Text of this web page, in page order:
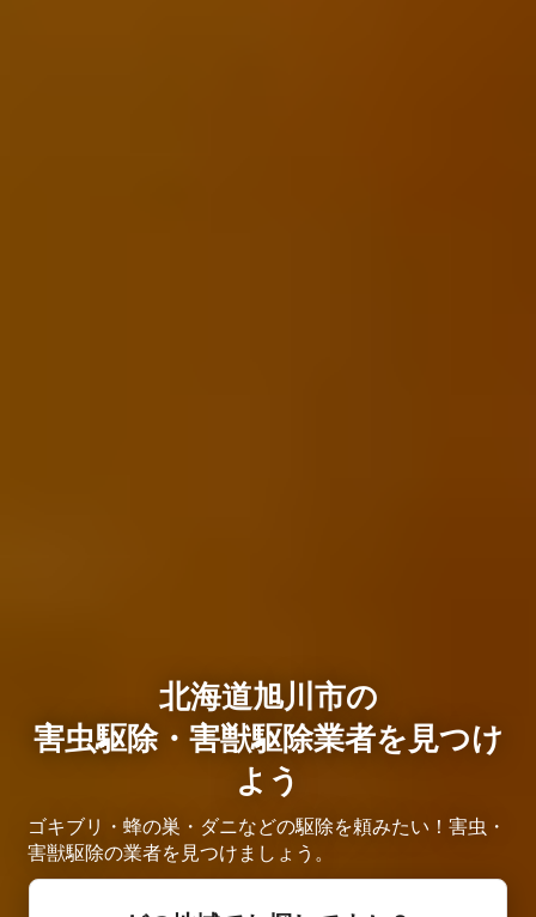
北海道旭川市の
害虫駆除・害獣駆除業者を見つけ
よう
ゴキブリ・蜂の巣・ダニなどの駆除を頼みたい！害虫・
害獣駆除の業者を見つけましょう。